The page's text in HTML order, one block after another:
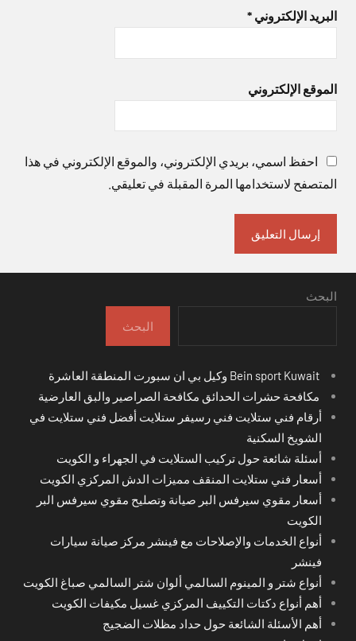
البريد الإلكتروني *
الموقع الإلكتروني
احفظ اسمي، بريدي الإلكتروني، والموقع الإلكتروني في هذا
المتصفح لاستخدامها المرة المقبلة في تعليقي.
البحث
البحث
مكافحة حشرات الحدائق مكافحة الصراصير والبق العارضية
أرقام فني ستلايت فني رسيفر ستلايت أفضل فني ستلايت في
الشويخ السكنية
أسئلة شائعة حول تركيب الستلايت في الجهراء و الكويت
أسعار فني ستلايت المنقف مميزات الدش المركزي الكويت
أسعار مقوي سيرفس البر صيانة وتصليح مقوي سيرفس البر
الكويت
أنواع الخدمات والإصلاحات مع فينشر مركز صيانة سيارات
فينشر
أنواع شتر و المينوم السالمي ألوان شتر السالمي صباغ الكويت
أهم أنواع دكتات التكييف المركزي غسيل مكيفات الكويت
أهم الأسئلة الشائعة حول حداد مظلات الضجيج